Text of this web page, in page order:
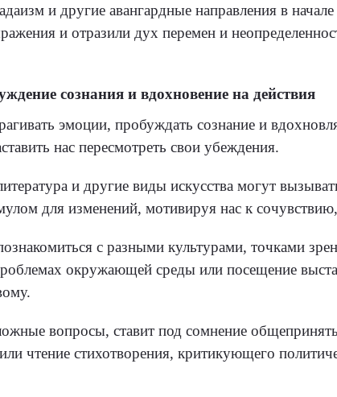
и другие авангардные направления в
и отразили дух перемен и
сознания и вдохновение на действия
эмоции, пробуждать сознание и
нас пересмотреть свои убеждения.
и другие виды искусства могут
для изменений, мотивируя нас к
с разными культурами, точками
окружающей среды или посещение
вопросы, ставит под сомнение
стихотворения, критикующего